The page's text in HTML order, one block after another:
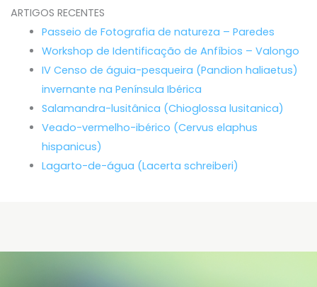
ARTIGOS RECENTES
Passeio de Fotografia de natureza – Paredes
Workshop de Identificação de Anfíbios – Valongo
IV Censo de águia-pesqueira (Pandion haliaetus)
invernante na Península Ibérica
Salamandra-lusitânica (Chioglossa lusitanica)
Veado-vermelho-ibérico (Cervus elaphus
hispanicus)
Lagarto-de-água (Lacerta schreiberi)